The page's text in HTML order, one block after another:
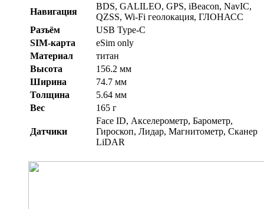
Навигация
BDS, GALILEO, GPS, iBeacon, NavIC,
QZSS, Wi-Fi геолокация, ГЛОНАСС
Разъём
USB Type-C
SIM-карта
eSim only
Материал
титан
Высота
156.2 мм
Ширина
74.7 мм
Толщина
5.64 мм
Вес
165 г
Датчики
Face ID, Акселерометр, Барометр,
Гироскоп, Лидар, Магнитометр, Сканер
LiDAR